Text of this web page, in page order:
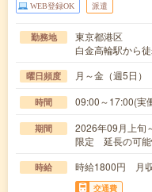
WEB登録OK 派遣
勤務地
東京都港区
白金高輪駅から
曜日頻度 月～金（週5日
時間 09:00～17:00(
期間
2026年09月上旬
限定 延長の可
時給 時給1800円 月
交通費